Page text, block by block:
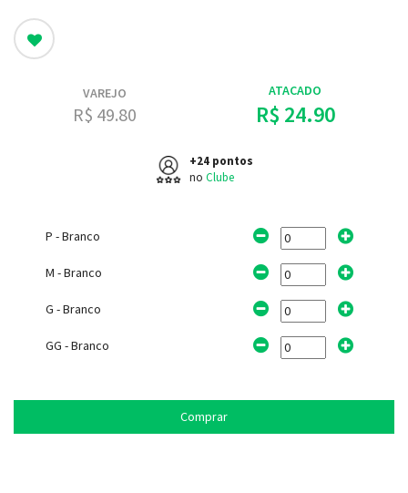
VAREJO
R$ 49.80
ATACADO
R$ 24.90
+24 pontos
no Clube
P - Branco
M - Branco
G - Branco
GG - Branco
Comprar